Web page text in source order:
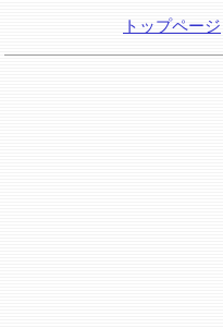
トップページ